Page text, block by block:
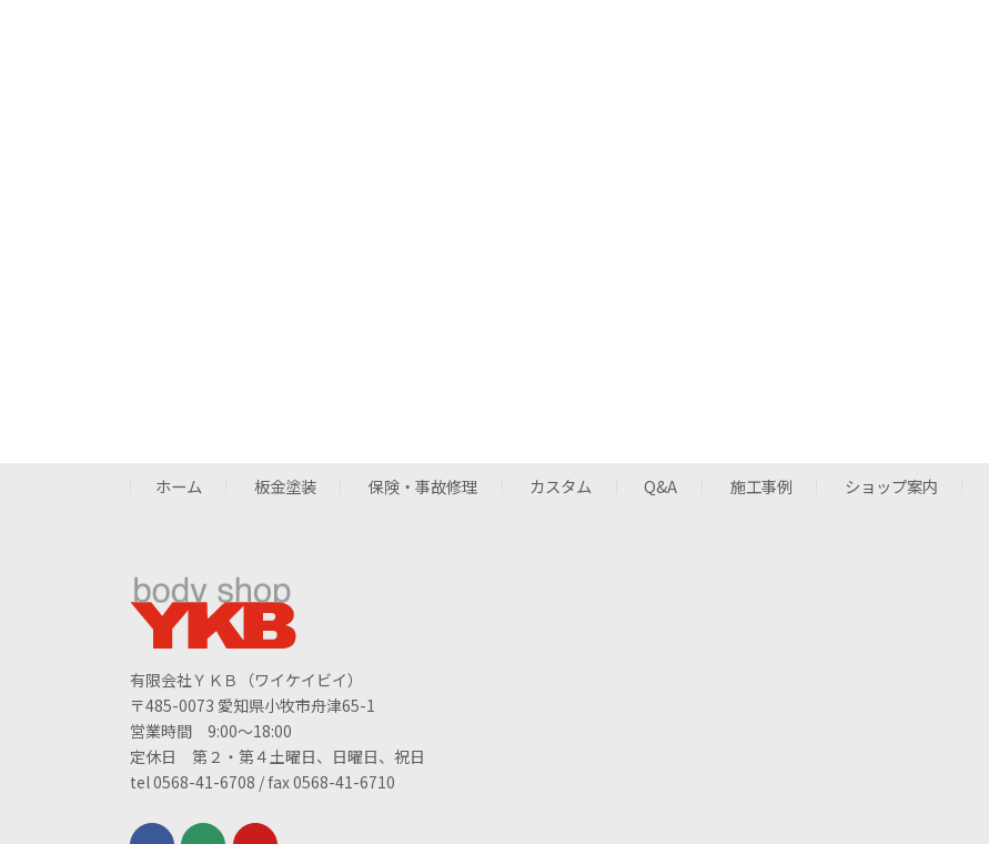
ホーム 板金塗装 保険・事故修理 カスタム Q&A 施工事例 ショップ案内
有限会社ＹＫＢ（ワイケイビイ）
〒485-0073 愛知県小牧市舟津65-1
営業時間 9:00～18:00
定休日 第２・第４土曜日、日曜日、祝日
tel 0568-41-6708 / fax 0568-41-6710